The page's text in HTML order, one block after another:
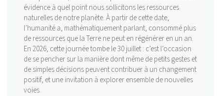
évidence à quel point nous sollicitons les ressources
naturelles de notre planète. À partir de cette date,
l’humanité a, mathématiquement parlant, consommé plus
de ressources que la Terre ne peut en régénérer en un an.
En 2026, cette journée tombe le 30 juillet : c’est l’occasion
de se pencher sur la manière dont même de petits gestes et
de simples décisions peuvent contribuer à un changement
positif, et une invitation à explorer ensemble de nouvelles
voies.